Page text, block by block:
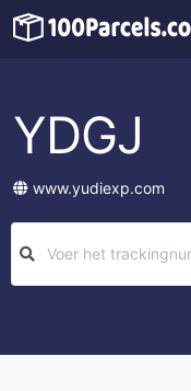
YDGJ
www.yudiexp.com